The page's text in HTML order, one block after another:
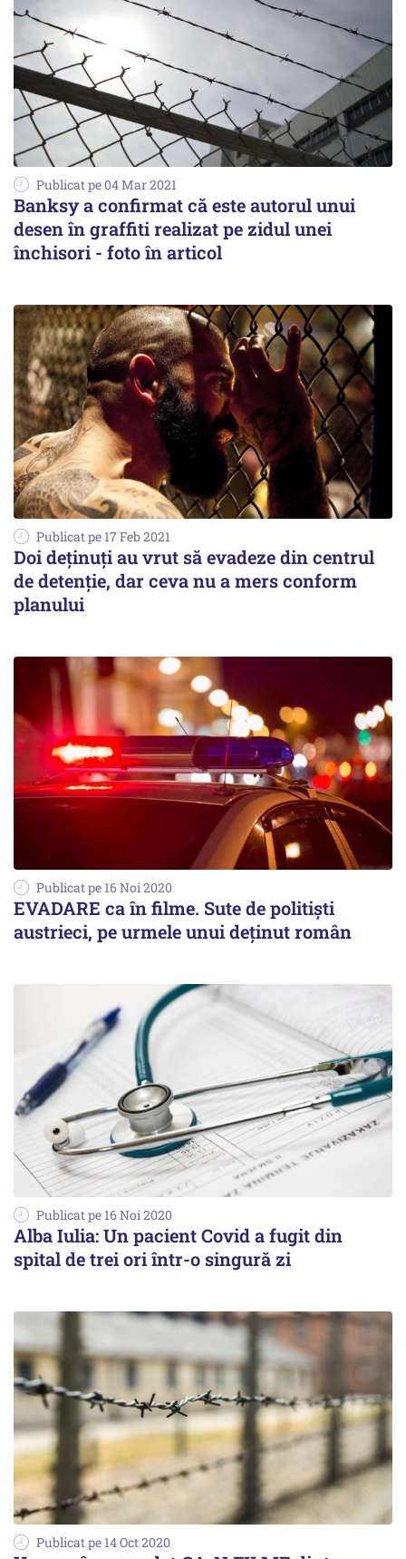
Publicat pe 04 Mar 2021
Banksy a confirmat că este autorul unui
desen în graffiti realizat pe zidul unei
închisori - foto în articol
Publicat pe 17 Feb 2021
Doi deținuți au vrut să evadeze din centrul
de detenție, dar ceva nu a mers conform
planului
Publicat pe 16 Noi 2020
EVADARE ca în filme. Sute de politiști
austrieci, pe urmele unui deținut român
Publicat pe 16 Noi 2020
Alba Iulia: Un pacient Covid a fugit din
spital de trei ori într-o singură zi
Publicat pe 14 Oct 2020